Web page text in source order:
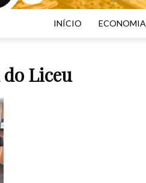
INÍCIO ECONOMIA
Liceu